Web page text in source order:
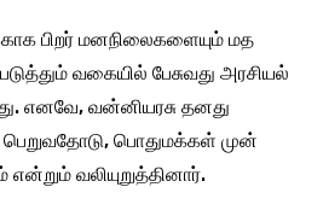
பிறர் மனநிலைகளையும் மத
வகையில் பேசுவது அரசியல்
எனவே, வன்னியரசு தனது
பெறுவதோடு, பொதுமக்கள் முன்
வலியுறுத்தினார்.